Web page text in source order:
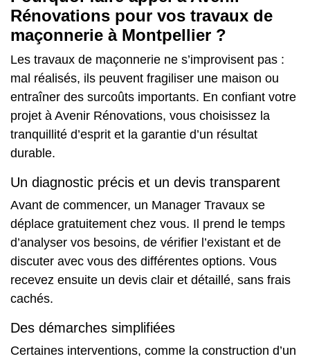
Rénovations pour vos travaux de
maçonnerie à Montpellier ?
Les travaux de maçonnerie ne s’improvisent pas :
mal réalisés, ils peuvent fragiliser une maison ou
entraîner des surcoûts importants. En confiant votre
projet à Avenir Rénovations, vous choisissez la
tranquillité d’esprit et la garantie d’un résultat
durable.
Un diagnostic précis et un devis transparent
Avant de commencer, un Manager Travaux se
déplace gratuitement chez vous. Il prend le temps
d’analyser vos besoins, de vérifier l’existant et de
discuter avec vous des différentes options. Vous
recevez ensuite un devis clair et détaillé, sans frais
cachés.
Des démarches simplifiées
Certaines interventions, comme la construction d’un